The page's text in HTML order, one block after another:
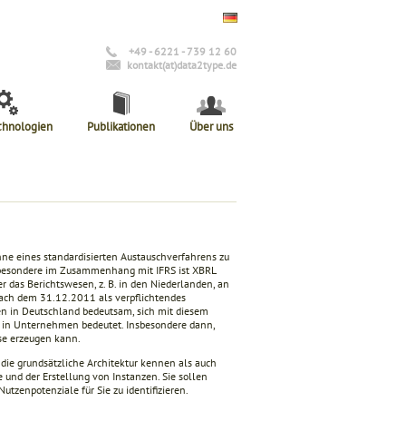
+49 - 6221 - 739 12 60
kontakt(at)data2type.de
Publikationen Über uns
eines standardisierten Austauschverfahrens zu
im Zusammenhang mit IFRS ist XBRL
das Berichtswesen, z. B. in den Niederlanden, an
dem 31.12.2011 als verpflichtendes
in Deutschland bedeutsam, sich mit diesem
Unternehmen bedeutet. Insbesondere dann,
erzeugen kann.
grundsätzliche Architektur kennen als auch
der Erstellung von Instanzen. Sie sollen
für Sie zu identifizieren.